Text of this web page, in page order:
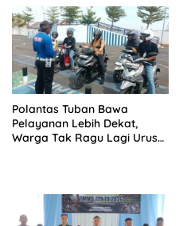
Polantas Tuban Bawa
Pelayanan Lebih Dekat,
Warga Tak Ragu Lagi Urus